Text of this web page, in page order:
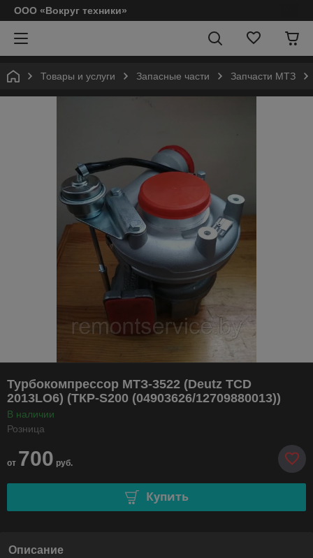
ООО «Вокруг техники»
Товары и услуги Запасные части Запчасти МТЗ
Турбокомпрессор МТЗ-3522 (Deutz TCD
2013LO6) (ТКР-S200 (04903626/12709880013))
В наличии
Розница
от 700 руб.
Купить
Описание